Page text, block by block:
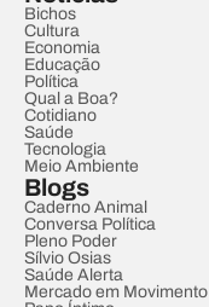
Bichos
Cultura
Economia
Educação
Política
Qual a Boa?
Cotidiano
Saúde
Tecnologia
Meio Ambiente
Blogs
Caderno Animal
Conversa Política
Pleno Poder
Sílvio Osias
Saúde Alerta
Mercado em Movimento